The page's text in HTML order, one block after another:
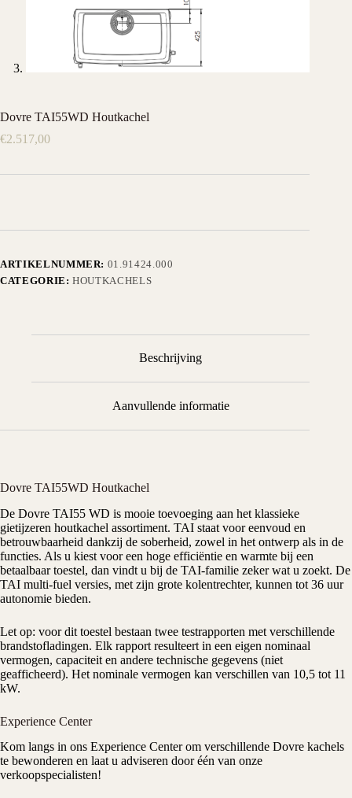
Dovre TAI55WD Houtkachel
€2.517,00
ARTIKELNUMMER: 01.91424.000
CATEGORIE:HOUTKACHELS
Beschrijving
Aanvullende informatie
Dovre TAI55WD Houtkachel
De Dovre TAI55 WD is mooie toevoeging aan het klassieke
gietijzeren houtkachel assortiment. TAI staat voor eenvoud en
betrouwbaarheid dankzij de soberheid, zowel in het ontwerp als in de
functies. Als u kiest voor een hoge efficiëntie en warmte bij een
betaalbaar toestel, dan vindt u bij de TAI-familie zeker wat u zoekt. De
TAI multi-fuel versies, met zijn grote kolentrechter, kunnen tot 36 uur
autonomie bieden.
Let op: voor dit toestel bestaan twee testrapporten met verschillende
brandstofladingen. Elk rapport resulteert in een eigen nominaal
vermogen, capaciteit en andere technische gegevens (niet
geafficheerd). Het nominale vermogen kan verschillen van 10,5 tot 11
kW.
Experience Center
Kom langs in ons Experience Centerom verschillende Dovre kachels
te bewonderen en laat u adviseren door één van onze
verkoopspecialisten!